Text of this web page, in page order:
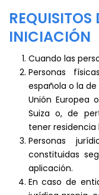
REQUISITOS
INICIACIÓN
Cuando las
Personas
española o la
Unión Europea
Suiza o, de
tener residencia
Personas
constituidas
aplicación.
En caso de